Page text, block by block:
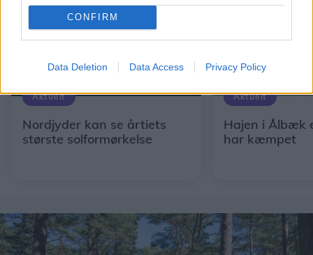
CONFIRM
Data Deletion Data Access Privacy Policy
Aktuelt
Nordjyder kan se årtiets
største solformørkelse
Aktuelt
Hajen i Ålbæk
har kæmpet